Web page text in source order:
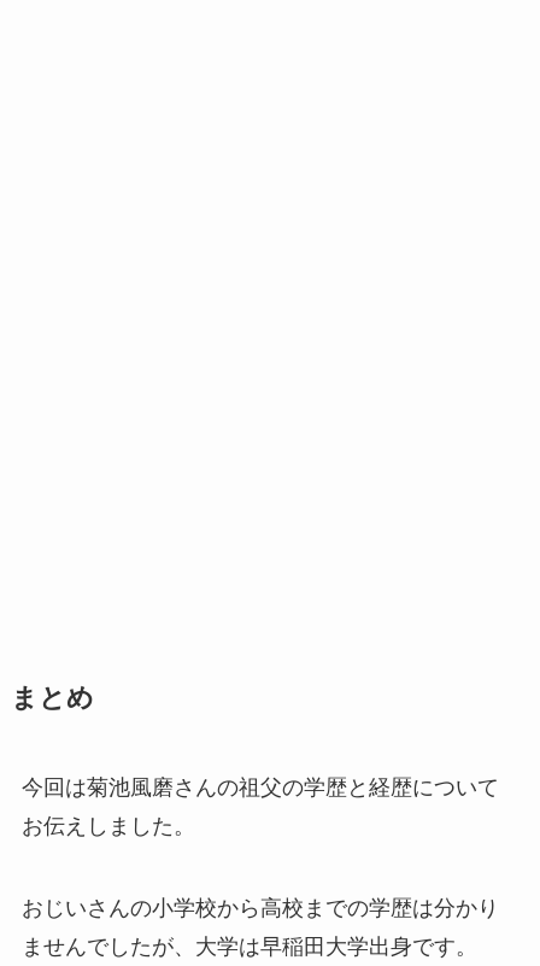
まとめ
今回は菊池風磨さんの祖父の学歴と経歴について
お伝えしました。
おじいさんの小学校から高校までの学歴は分かり
ませんでしたが、大学は早稲田大学出身です。